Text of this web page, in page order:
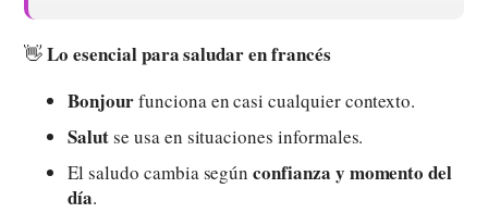
👋Lo esencial para saludar en francés
Bonjourfunciona en casi cualquier contexto.
Salutse usa en situaciones informales.
El saludo cambia segúnconfianza y momento del
día.